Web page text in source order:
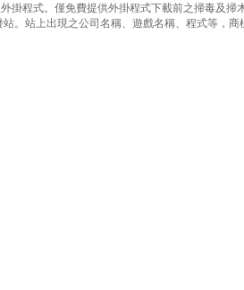
程式。僅免費提供外掛程式下載前之掃毒及掃
。站上出現之公司名稱、遊戲名稱、程式等，